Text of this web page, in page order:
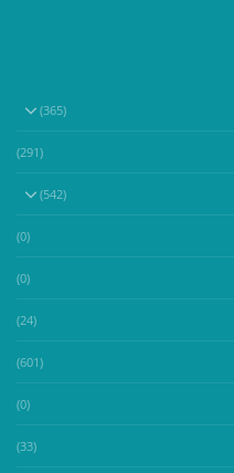
(365)
(291)
(542)
(0)
(0)
(24)
(601)
(0)
(33)